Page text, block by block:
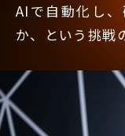
AIで自動化し
か、という挑戦